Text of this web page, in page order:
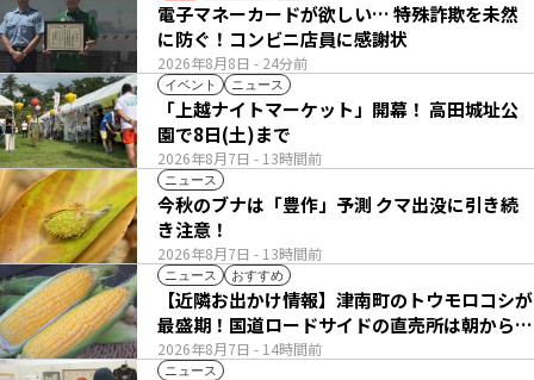
2026年8月8日 - 24分前
電子マネーカードが欲しい… 特殊詐欺を未然
に防ぐ！コンビニ店員に感謝状
イベント ニュース
2026年8月7日 - 13時間前
「上越ナイトマーケット」開幕！ 高田城址公
園で8日(土)まで
ニュース
2026年8月7日 - 13時間前
今秋のブナは「豊作」予測 クマ出没に引き続
き注意！
ニュース おすすめ
2026年8月7日 - 14時間前
【近隣お出かけ情報】津南町のトウモロコシが
最盛期！国道ロードサイドの直売所は朝から長
い列
ニュース